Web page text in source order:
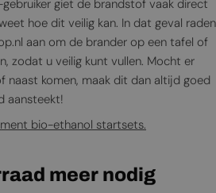
giet de brandstof vaak direct
hoe dit veilig kan. In dat geval raden
aan om de brander op een tafel of
zodat u veilig kunt vullen. Mocht er
naast komen, maak dit dan altijd goed
aansteekt!
bio-ethanol startsets.
meer nodig